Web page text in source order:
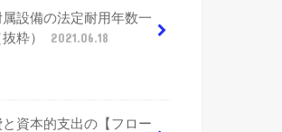
設備の法定耐用年数一
粋）
2021.06.18
資本的支出の【フロー